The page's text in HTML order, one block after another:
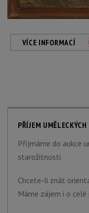
VÍCE INFORMACÍ
PŘÍJEM
Příjmáme do aukce
starožitnosti.
Chcete-li znát
Máme zájem i o